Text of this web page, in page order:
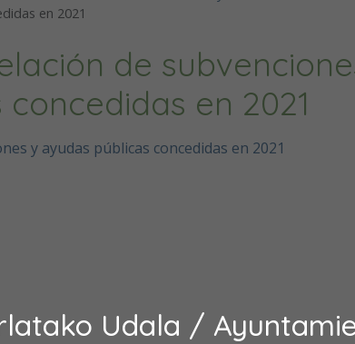
Udala /
en 2021
de
en 2021
y ayudas públicas concedidas en 2021